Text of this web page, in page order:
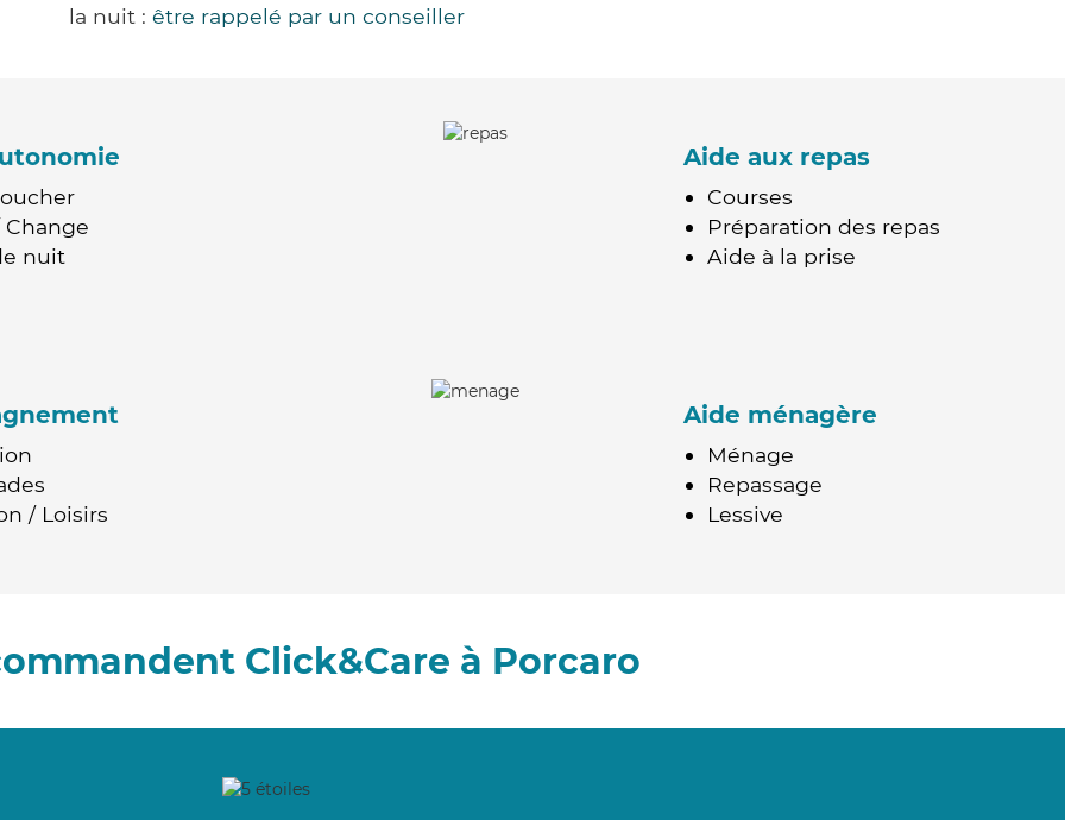
la nuit : être rappelé par un conseiller
nuit
Aide aux repas
Courses
Préparation des repas
Aide à la prise
/ Loisirs
Aide ménagère
Ménage
Repassage
Lessive
Click&Care à Porcaro